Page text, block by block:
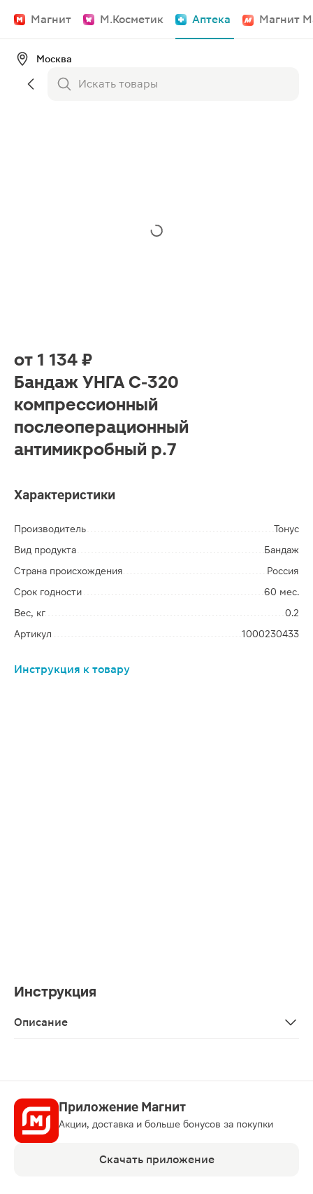
Магнит М.Косметик Аптека Магнит
Москва
от 1 134 ₽
Бандаж УНГА С-320
компрессионный
послеоперационный
антимикробный р.7
Характеристики
Производитель
Тонус
Вид продукта
Бандаж
Страна происхождения
Россия
Срок годности
60 мес.
Вес, кг
0.2
Артикул
1000230433
Инструкция к товару
Инструкция
Описание
Приложение Магнит
Акции, доставка и больше бонусов за покупки
Скачать приложение